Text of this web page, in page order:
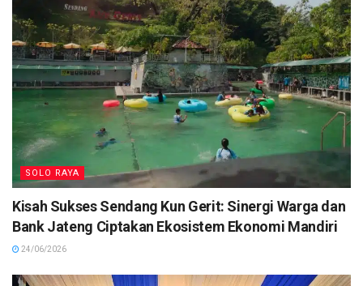
SOLO RAYA
Kisah Sukses Sendang Kun Gerit: Sinergi Warga dan
Bank Jateng Ciptakan Ekosistem Ekonomi Mandiri
24/06/2026